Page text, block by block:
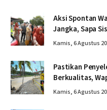
Aksi Spontan
Jangka, Sapa
Sekolah
Kamis, 6 Agustus
Pastikan
Berkualitas,
Jembatan
Kamis, 6 Agustus